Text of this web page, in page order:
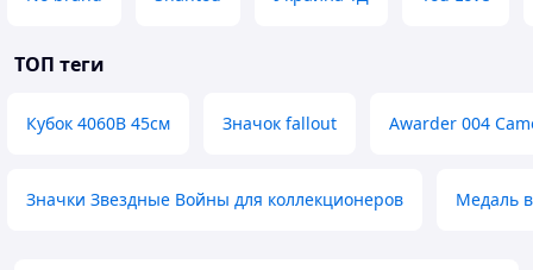
ТОП теги
Кубок 4060В 45см Значок fallout Awarder 004
Значки Звездные Войны для коллекционеров Медаль